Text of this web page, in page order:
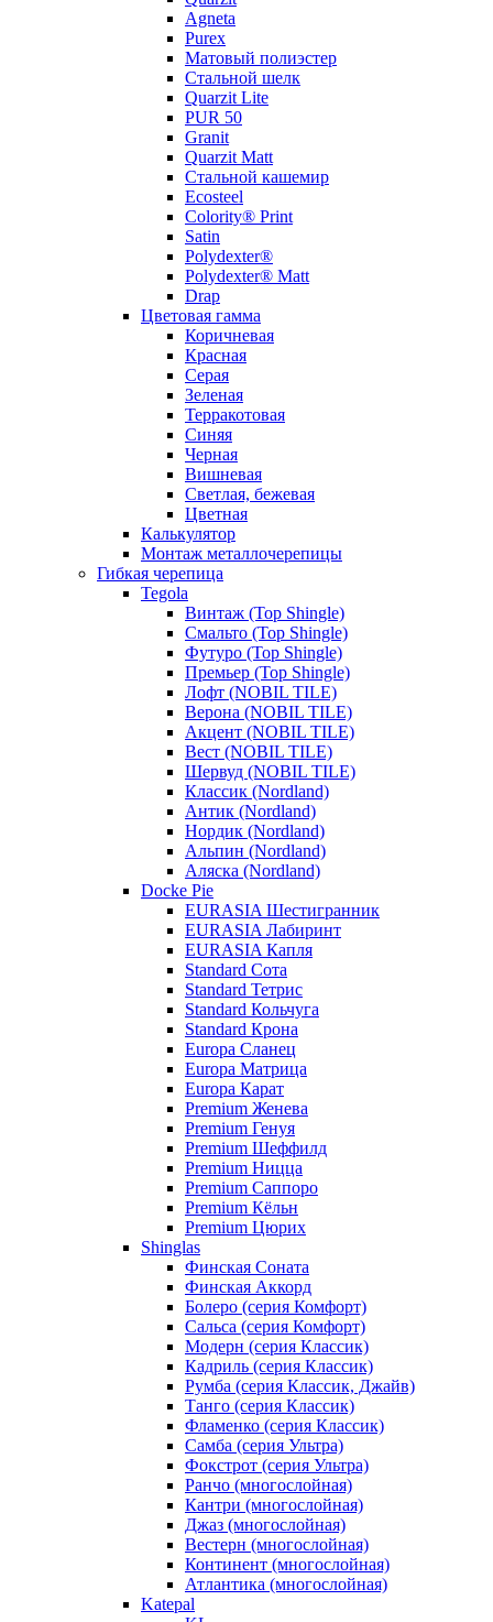
Agneta
Purex
Матовый полиэстер
Стальной шелк
Quarzit Lite
PUR 50
Granit
Quarzit Matt
Стальной кашемир
Ecosteel
Colority® Print
Satin
Polydexter®
Polydexter® Matt
Drap
Цветовая гамма
Коричневая
Красная
Серая
Зеленая
Терракотовая
Синяя
Черная
Вишневая
Светлая, бежевая
Цветная
Калькулятор
Монтаж металлочерепицы
Гибкая черепица
Tegola
Винтаж (Top Shingle)
Смальто (Top Shingle)
Футуро (Top Shingle)
Премьер (Top Shingle)
Лофт (NOBIL TILE)
Верона (NOBIL TILE)
Акцент (NOBIL TILE)
Вест (NOBIL TILE)
Шервуд (NOBIL TILE)
Классик (Nordland)
Антик (Nordland)
Нордик (Nordland)
Альпин (Nordland)
Аляска (Nordland)
Docke Pie
EURASIA Шестигранник
EURASIA Лабиринт
EURASIA Капля
Standard Сота
Standard Тетрис
Standard Кольчуга
Standard Крона
Europa Сланец
Europa Матрица
Europa Карат
Premium Женева
Premium Генуя
Premium Шеффилд
Premium Ницца
Premium Саппоро
Premium Кёльн
Premium Цюрих
Shinglas
Финская Соната
Финская Аккорд
Болеро (серия Комфорт)
Сальса (серия Комфорт)
Модерн (серия Классик)
Кадриль (серия Классик)
Румба (серия Классик, Джайв)
Танго (серия Классик)
Фламенко (серия Классик)
Самба (серия Ультра)
Фокстрот (серия Ультра)
Ранчо (многослойная)
Кантри (многослойная)
Джаз (многослойная)
Вестерн (многослойная)
Континент (многослойная)
Атлантика (многослойная)
Katepal